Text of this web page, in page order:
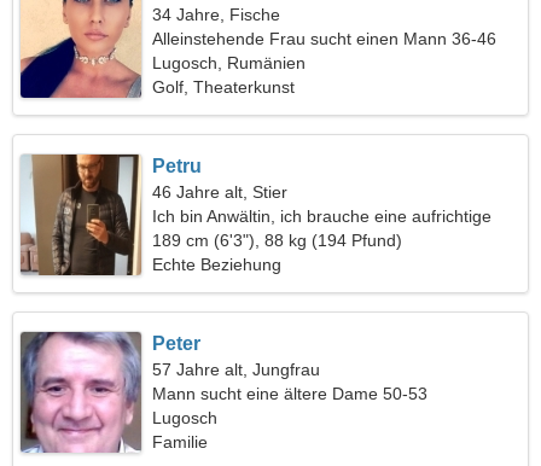
34 Jahre, Fische
Alleinstehende Frau sucht einen Mann 36-46
Lugosch, Rumänien
Golf, Theaterkunst
Petru
46 Jahre alt, Stier
Ich bin Anwältin, ich brauche eine aufrichtige
Frau
189 cm (6'3"), 88 kg (194 Pfund)
Echte Beziehung
Peter
57 Jahre alt, Jungfrau
Mann sucht eine ältere Dame 50-53
Lugosch
Familie